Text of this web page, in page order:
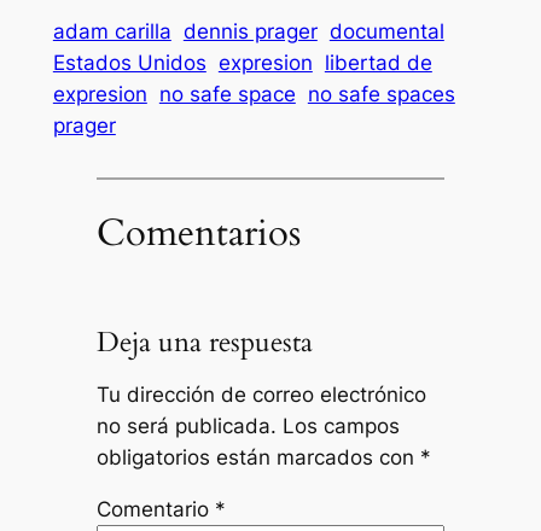
adam carilla dennis prager documental
Estados Unidos expresion libertad de
expresion no safe space no safe spaces
prager
Comentarios
Deja una respuesta
Tu dirección de correo electrónico
no será publicada. Los campos
obligatorios están marcados con *
Comentario *